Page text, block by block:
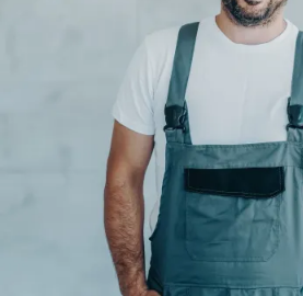
Für Arbeitnehmer
Für Unternehmen
Dornseifer DNA
Referenzen
Stellenmarkt